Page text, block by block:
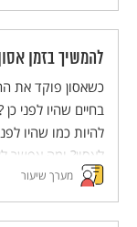
להמשיך בזמן אסון
כשאסון פוקד את
בחיים שהיו לפני
להיות כמו שהיו
לאסון? ומה אפשר
כדי זיכרון צורב?
מערך שיעור